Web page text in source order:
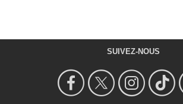
SUIVEZ-NOUS